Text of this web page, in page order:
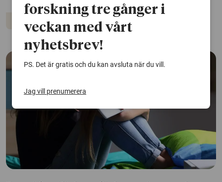
Psykisk hälsa
forskning tre gånger i
veckan med vårt
nyhetsbrev!
PS. Det är gratis och du kan avsluta när du vill.
Jag vill prenumerera